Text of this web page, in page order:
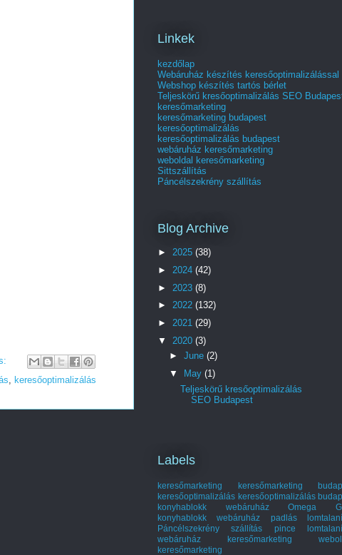
, keresőoptimalizálás
Linkek
kezdőlap
Webáruház készítés keresőoptimalizálással
Webshop készítés tartós bérlet
Teljeskörű kresőoptimalizálás SEO
keresőmarketing
keresőmarketing budapest
keresőoptimalizálás
keresőoptimalizálás budapest
webáruház keresőmarketing
weboldal keresőmarketing
Sittszállítás
Páncélszekrény szállítás
Blog Archive
► 2025 (38)
► 2024 (42)
► 2023 (8)
► 2022 (132)
► 2021 (29)
▼ 2020 (3)
► June (2)
▼
May (1)
Teljeskörű kresőoptimalizálás
SEO Budapest
Labels
keresőmarketing
keresőmarketing
keresőoptimalizálás keresőoptimalizálás
konyhablokk webáruház
Omega
konyhablokk webáruház
padlás
Páncélszekrény szállítás
pince
webáruház keresőmarketing
keresőmarketing